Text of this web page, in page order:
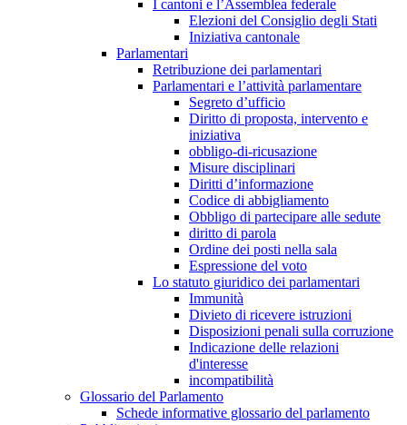
I cantoni e l’Assemblea federale
Elezioni del Consiglio degli Stati
Iniziativa cantonale
Parlamentari
Retribuzione dei parlamentari
Parlamentari e l’attività parlamentare
Segreto d’ufficio
Diritto di proposta, intervento e
iniziativa
obbligo-di-ricusazione
Misure disciplinari
Diritti d’informazione
Codice di abbigliamento
Obbligo di partecipare alle sedute
diritto di parola
Ordine dei posti nella sala
Espressione del voto
Lo statuto giuridico dei parlamentari
Immunità
Divieto di ricevere istruzioni
Disposizioni penali sulla corruzione
Indicazione delle relazioni
d'interesse
incompatibilità
Glossario del Parlamento
Schede informative glossario del parlamento